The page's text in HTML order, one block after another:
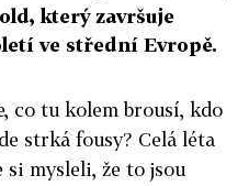
který završuje
ve střední Evropě.
co tu kolem brousí, kdo
strká fousy? Celá léta
si mysleli, že to jsou